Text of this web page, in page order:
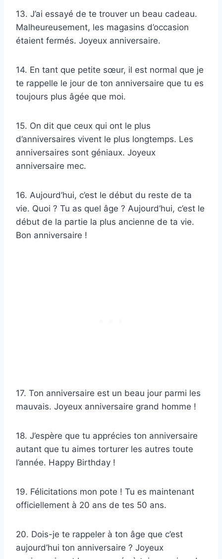
13. J’ai essayé de te trouver un beau cadeau.
Malheureusement, les magasins d’occasion
étaient fermés. Joyeux anniversaire.
14. En tant que petite sœur, il est normal que je
te rappelle le jour de ton anniversaire que tu es
toujours plus âgée que moi.
15. On dit que ceux qui ont le plus
d’anniversaires vivent le plus longtemps. Les
anniversaires sont géniaux. Joyeux
anniversaire mec.
16. Aujourd’hui, c’est le début du reste de ta
vie. Quoi ? Tu as quel âge ? Aujourd’hui, c’est le
début de la partie la plus ancienne de ta vie.
Bon anniversaire !
17. Ton anniversaire est un beau jour parmi les
mauvais. Joyeux anniversaire grand homme !
18. J’espère que tu apprécies ton anniversaire
autant que tu aimes torturer les autres toute
l’année. Happy Birthday !
19. Félicitations mon pote ! Tu es maintenant
officiellement à 20 ans de tes 50 ans.
20. Dois-je te rappeler à ton âge que c’est
aujourd’hui ton anniversaire ? Joyeux